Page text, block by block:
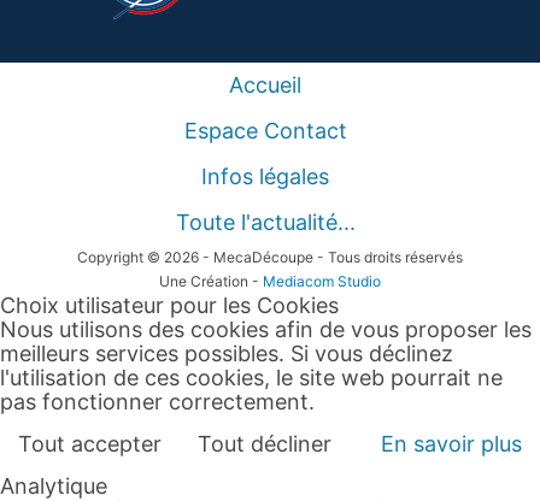
Accueil
Espace Contact
Infos légales
Toute l'actualité...
Copyright © 2026 - MecaDécoupe - Tous droits réservés
Une Création - Mediacom Studio
Choix utilisateur pour les Cookies
Nous utilisons des cookies afin de vous proposer les
meilleurs services possibles. Si vous déclinez
l'utilisation de ces cookies, le site web pourrait ne
pas fonctionner correctement.
Tout accepter
Tout décliner
En savoir plus
Analytique